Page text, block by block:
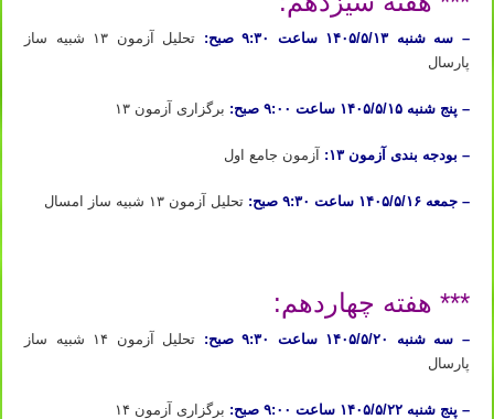
– سه شنبه ۱۴۰۵/۵/۱۳ ساعت ۹:۳۰ صبح:
تحلیل آزمون ۱۳ شبیه ساز
پارسال
– پنج شنبه ۱۴۰۵/۵/۱۵ ساعت ۹:۰۰ صبح: برگزاری آزمون ۱۳
– بودجه بندی آزمون ۱۳: آزمون جامع اول
– جمعه ۱۴۰۵/۵/۱۶ ساعت ۹:۳۰ صبح: تحلیل آزمون ۱۳ شبیه ساز امسال
*** هفته چهاردهم:
– سه شنبه ۱۴۰۵/۵/۲۰ ساعت ۹:۳۰ صبح:
تحلیل آزمون ۱۴ شبیه ساز
پارسال
– پنج شنبه ۱۴۰۵/۵/۲۲ ساعت ۹:۰۰ صبح: برگزاری آزمون ۱۴